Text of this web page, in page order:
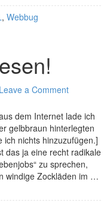
, Webbug
Leave a Comment
dem Internet lade ich
gelbbraun hinterlegten
ich nichts hinzuzufügen.]
das ja eine recht radikale
zu sprechen,
windige Zockläden im …